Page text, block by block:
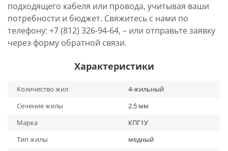
подходящего кабеля или провода, учитывая ваши
потребности и бюджет. Свяжитесь с нами по
телефону: +7 (812) 326-94-64, – или отправьте заявку
через форму обратной связи.
Характеристики
Количество жил
4-жильный
Сечение жилы
2.5 мм
Марка
КПГ1У
Тип жилы
медный